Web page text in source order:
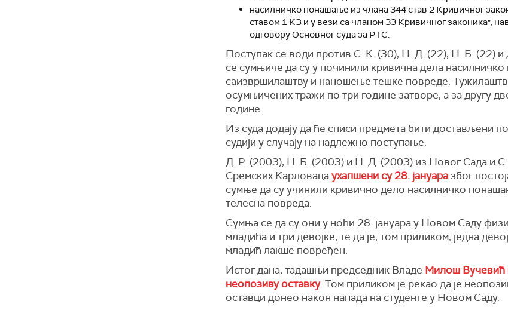
насилничко понашање из члана 344 став 2 Кривичног
ставом 1 КЗ и у вези са чланом 33 Кривичног законика",
одговору Основног суда за РТС.
Поступак се води против С. К. (30), Н. Д. (22), Н. Б. (22) и
се сумњиче да су у починили кривична дела
саизвршилаштву и наношење тешке повреде.
осумњичених тражи по три године затворе, а за другу
године.
Из суда додају да ће списи предмета бити достављени
судији у случају на надлежно поступање.
Д. Р. (2003), Н. Б. (2003) и Н. Д. (2003) из Новог Сада и
Сремских Карловацаухапшени су 28. јануара због
сумње да су учинили кривично дело насилничко
телесна повреда.
Сумња се да су они у ноћи 28. јануара у Новом Саду
младића и три девојке, те да је, том приликом, једна
младић лакше повређен.
Истог дана, тадашњи председник Владе Милош Вучевић
неопозиву оставку. Том приликом је рекао да је
оставци донео након напада на студенте у Новом Саду.